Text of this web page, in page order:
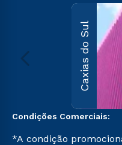
Caxias do Sul
Condições Comerciais:
*A condição